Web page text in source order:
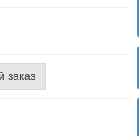
заказ